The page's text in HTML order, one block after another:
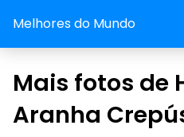
Melhores do Mundo
Mais fotos de
Aranha